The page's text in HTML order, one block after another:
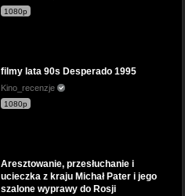
1080p
filmy lata 90s Desperado 1995
Kino_recenzje
1080p
Aresztowanie, przesłuchanie i
ucieczka z kraju Michał Pater i jego
szalone wyprawy do Rosji